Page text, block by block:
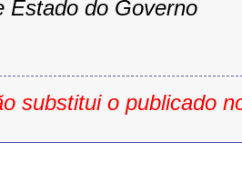
Estado do Governo
substitui o publicado